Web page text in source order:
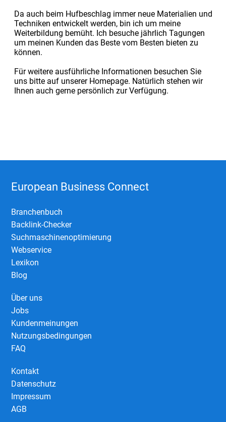
Da auch beim Hufbeschlag immer neue Materialien und
Techniken entwickelt werden, bin ich um meine
Weiterbildung bemüht. Ich besuche jährlich Tagungen
um meinen Kunden das Beste vom Besten bieten zu
können.
Für weitere ausführliche Informationen besuchen Sie
uns bitte auf unserer Homepage. Natürlich stehen wir
Ihnen auch gerne persönlich zur Verfügung.
European Business Connect
Branchenbuch
Backlink-Checker
Suchmaschinenoptimierung
Webservice
Lexikon
Blog
Über uns
Jobs
Kundenmeinungen
Nutzungsbedingungen
FAQ
Kontakt
Datenschutz
Impressum
AGB